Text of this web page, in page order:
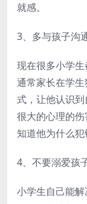
就感。
3、多与孩子沟
现在很多小学
通常家长在学
式，让他认识
很大的心理的
知道他为什么犯
4、不要溺爱孩
小学生自己能